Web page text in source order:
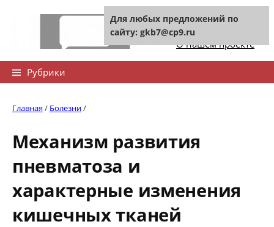
Контакты сайта
О нашем проекте
Рубрики
Главная/ Болезни/
Механизм развития
пневматоза и
характерные изменения
кишечных тканей
Для любых предложений по
сайту: gkb7@cp9.ru